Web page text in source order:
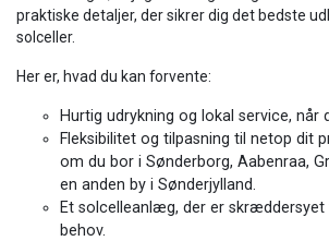
praktiske detaljer, der sikrer dig det bedste
solceller.
Her er, hvad du kan forvente:
Hurtig udrykning og lokal service, når
Fleksibilitet og tilpasning til netop dit
om du bor i Sønderborg, Aabenraa,
en anden by i Sønderjylland.
Et solcelleanlæg, der er skræddersyet
behov.